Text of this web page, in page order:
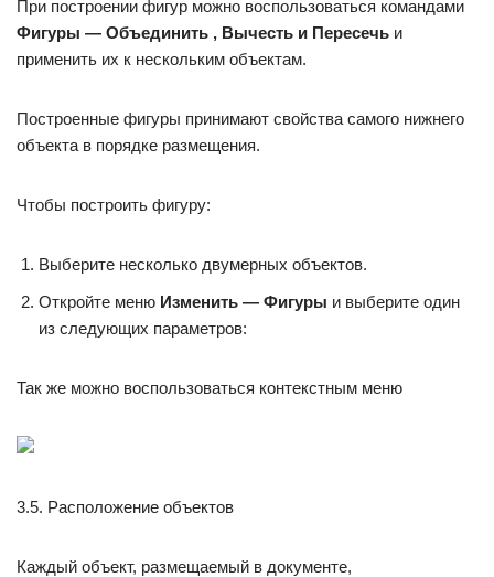
При построении фигур можно воспользоваться командами
Фигуры — Объединить , Вычесть и Пересечь и
применить их к нескольким объектам.
Построенные фигуры принимают свойства самого нижнего
объекта в порядке размещения.
Чтобы построить фигуру:
Выберите несколько двумерных объектов.
Откройте меню Изменить — Фигуры и выберите один
из следующих параметров:
Так же можно воспользоваться контекстным меню
3.5. Расположение объектов
Каждый объект, размещаемый в документе,